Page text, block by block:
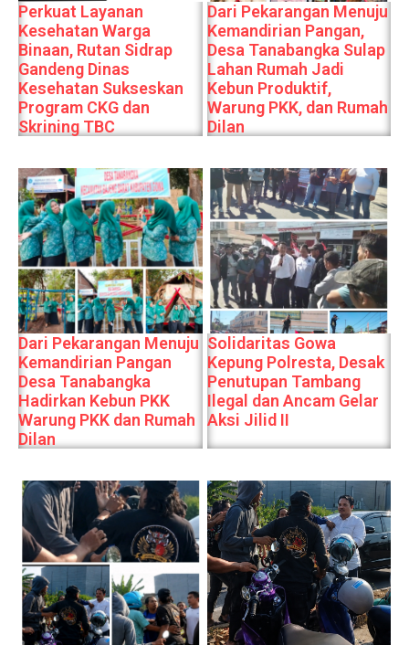
Perkuat Layanan
Kesehatan Warga
Binaan, Rutan Sidrap
Gandeng Dinas
Kesehatan Sukseskan
Program CKG dan
Skrining TBC
Dari Pekarangan Menuju
Kemandirian Pangan,
Desa Tanabangka Sulap
Lahan Rumah Jadi
Kebun Produktif,
Warung PKK, dan Rumah
Dilan
Dari Pekarangan Menuju
Kemandirian Pangan
Desa Tanabangka
Hadirkan Kebun PKK
Warung PKK dan Rumah
Dilan
Solidaritas Gowa
Kepung Polresta, Desak
Penutupan Tambang
Ilegal dan Ancam Gelar
Aksi Jilid II